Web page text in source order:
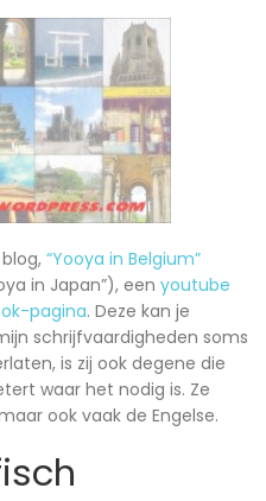
“Yooya in Belgium”
in Japan”), een youtube
pagina. Deze kan je
schrijfvaardigheden soms
is zij ook degene die
waar het nodig is. Ze
ook vaak de Engelse.